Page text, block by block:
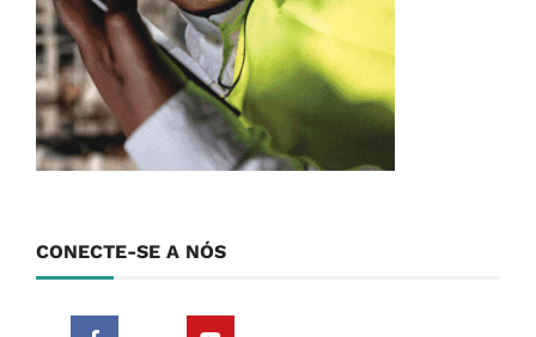
CONECTE-SE A NÓS